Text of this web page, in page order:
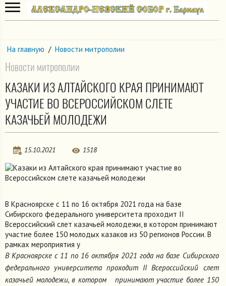
На главную / Новости митрополии
Новости митрополии
КАЗАКИ ИЗ АЛТАЙСКОГО КРАЯ ПРИНИМАЮТ
УЧАСТИЕ ВО ВСЕРОССИЙСКОМ СЛЕТЕ
КАЗАЧЬЕЙ МОЛОДЕЖИ
15.10.2021 1518
В Красноярске с 11 по 16 октября 2021 года на базе
Сибирского федерального университета проходит II
Всероссийский слет казачьей молодежи, в котором принимают
участие более 150 молодых казаков из 50 регионов России. В
рамках мероприятия у
В Красноярске с 11 по 16 октября 2021 года на базе Сибирского
федерального университета проходит II Всероссийский слет
казачьей молодежи, в котором принимают участие более 150